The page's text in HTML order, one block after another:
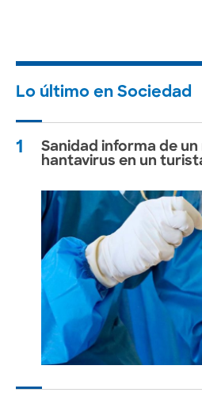
Lo último en Sociedad
1
Sanidad informa de
hantavirus en un